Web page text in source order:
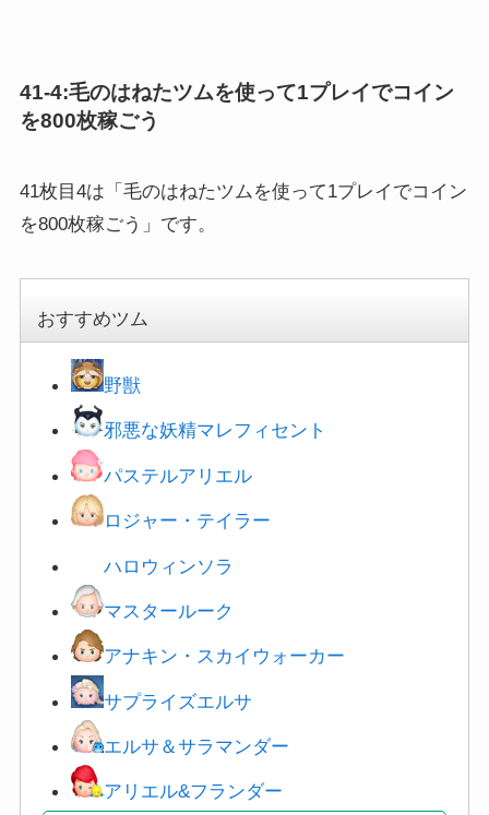
41-4:毛のはねたツムを使って1プレイでコイン
を800枚稼ごう
41枚目4は「毛のはねたツムを使って1プレイでコイン
を800枚稼ごう」です。
おすすめツム
野獣
邪悪な妖精マレフィセント
パステルアリエル
ロジャー・テイラー
ハロウィンソラ
マスタールーク
アナキン・スカイウォーカー
サプライズエルサ
エルサ＆サラマンダー
アリエル&フランダー